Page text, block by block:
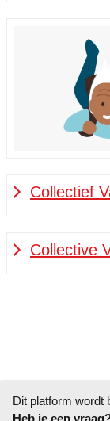
Collectief
Collective
Dit platform wordt
Heb je een